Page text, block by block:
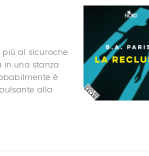
più al sicuroche
in una stanza
è
alla